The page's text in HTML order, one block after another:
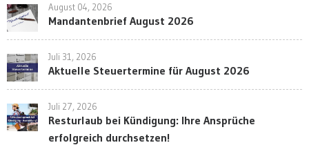
August 04, 2026
Mandantenbrief August 2026
Juli 31, 2026
Aktuelle Steuertermine für August 2026
Juli 27, 2026
Resturlaub bei Kündigung: Ihre Ansprüche
erfolgreich durchsetzen!